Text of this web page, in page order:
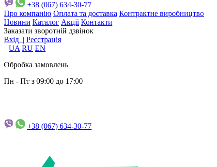
+38 (067) 634-30-77
Про компанію Оплата та доставка Контрактне виробництво
Новини Каталог Акції Контакти
Заказати зворотній дзвінок
Вхід | Реєстрація
UA RU EN
Обробка замовлень
Пн - Пт з 09:00 до 17:00
+38 (067) 634-30-77